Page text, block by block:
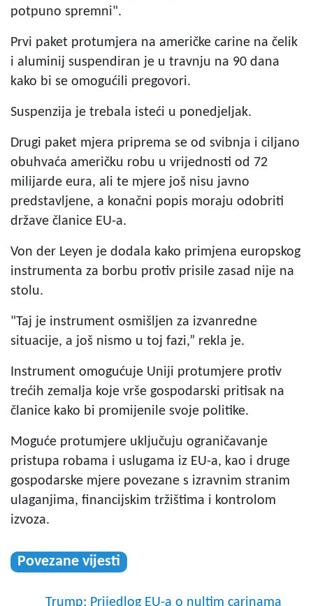
potpuno spremni".
Prvi paket protumjera na američke carine na čelik
i aluminij suspendiran je u travnju na 90 dana
kako bi se omogućili pregovori.
Suspenzija je trebala isteći u ponedjeljak.
Drugi paket mjera priprema se od svibnja i ciljano
obuhvaća američku robu u vrijednosti od 72
milijarde eura, ali te mjere još nisu javno
predstavljene, a konačni popis moraju odobriti
države članice EU-a.
Von der Leyen je dodala kako primjena europskog
instrumenta za borbu protiv prisile zasad nije na
stolu.
"Taj je instrument osmišljen za izvanredne
situacije, a još nismo u toj fazi,” rekla je.
Instrument omogućuje Uniji protumjere protiv
trećih zemalja koje vrše gospodarski pritisak na
članice kako bi promijenile svoje politike.
Moguće protumjere uključuju ograničavanje
pristupa robama i uslugama iz EU-a, kao i druge
gospodarske mjere povezane s izravnim stranim
ulaganjima, financijskim tržištima i kontrolom
izvoza.
Povezane vijesti
Trump: Prijedlog EU-a o nultim carinama